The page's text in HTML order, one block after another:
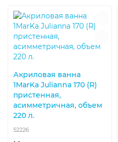
Акриловая ванна
1MarKa Julianna 170 (R)
пристенная,
асимметричная, объем
220 л.
52226